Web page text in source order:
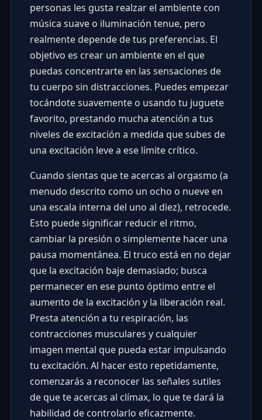
personas les gusta realzar el ambiente con
música suave o iluminación tenue, pero
realmente depende de tus preferencias. El
objetivo es crear un ambiente en el que
puedas concentrarte en las sensaciones de
tu cuerpo sin distracciones. Puedes empezar
tocándote suavemente o usando tu juguete
favorito, prestando mucha atención a tus
niveles de excitación a medida que subes de
una excitación leve a ese límite crítico.
Cuando sientas que te acercas al orgasmo (a
menudo descrito como un ocho o nueve en
una escala interna del uno al diez), retrocede.
Esto puede significar reducir el ritmo,
cambiar la presión o simplemente hacer una
pausa momentánea. El truco está en no dejar
que la excitación baje demasiado; busca
permanecer en ese punto óptimo entre el
aumento de la excitación y la liberación real.
Presta atención a tu respiración, las
contracciones musculares y cualquier
imagen mental que pueda estar impulsando
tu excitación. Al hacer esto repetidamente,
comenzarás a reconocer las señales sutiles
de que te acercas al clímax, lo que te dará la
habilidad de controlarlo eficazmente.